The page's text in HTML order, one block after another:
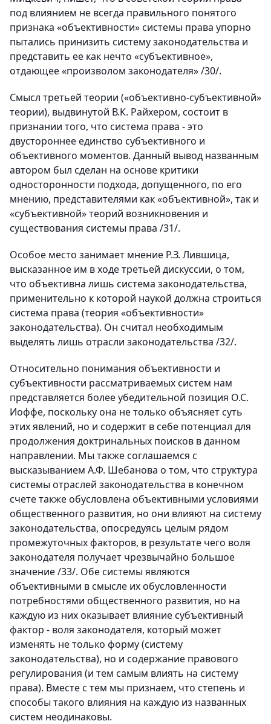
под влиянием не всегда правильного понятого
признака «объективности» системы права упорно
пытались принизить систему законодательства и
представить ее как нечто «субъективное»,
отдающее «произволом законодателя» /30/.
Смысл третьей теории («объективно-субъективной»
теории), выдвинутой В.К. Райхером, состоит в
признании того, что система права - это
двустороннее единство субъективного и
объективного моментов. Данный вывод названным
автором был сделан на основе критики
односторонности подхода, допущенного, по его
мнению, представителями как «объективной», так и
«субъективной» теорий возникновения и
существования системы права /31/.
Особое место занимает мнение Р.З. Лившица,
высказанное им в ходе третьей дискуссии, о том,
что объективна лишь система законодательства,
применительно к которой наукой должна строиться
система права (теория «объективности»
законодательства). Он считал необходимым
выделять лишь отрасли законодательства /32/.
Относительно понимания объективности и
субъективности рассматриваемых систем нам
представляется более убедительной позиция О.С.
Иоффе, поскольку она не только объясняет суть
этих явлений, но и содержит в себе потенциал для
продолжения доктринальных поисков в данном
направлении. Мы также соглашаемся с
высказыванием А.Ф. Шебанова о том, что структура
системы отраслей законодательства в конечном
счете также обусловлена объективными условиями
общественного развития, но они влияют на систему
законодательства, опосредуясь целым рядом
промежуточных факторов, в результате чего воля
законодателя получает чрезвычайно большое
значение /33/. Обе системы являются
объективными в смысле их обусловленности
потребностями общественного развития, но на
каждую из них оказывает влияние субъективный
фактор - воля законодателя, который может
изменять не только форму (систему
законодательства), но и содержание правового
регулирования (и тем самым влиять на систему
права). Вместе с тем мы признаем, что степень и
способы такого влияния на каждую из названных
систем неодинаковы.